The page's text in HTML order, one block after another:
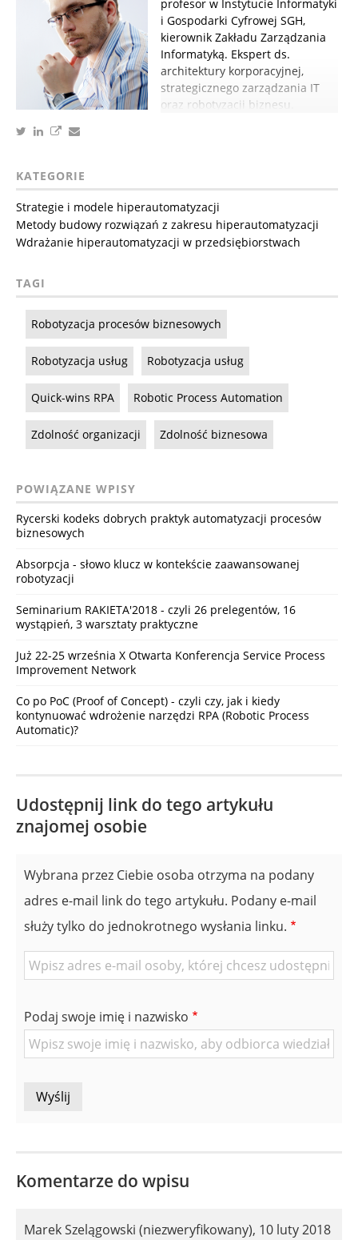
profesor w Instytucie Informatyki
i Gospodarki Cyfrowej SGH,
kierownik Zakładu Zarządzania
Informatyką. Ekspert ds.
architektury korporacyjnej,
strategicznego zarządzania IT
oraz robotyzacji biznesu.
KATEGORIE
Strategie i modele hiperautomatyzacji
Metody budowy rozwiązań z zakresu hiperautomatyzacji
Wdrażanie hiperautomatyzacji w przedsiębiorstwach
TAGI
Robotyzacja procesów biznesowych
Robotyzacja usług Robotyzacja usług
Quick-wins RPA Robotic Process Automation
Zdolność organizacji Zdolność biznesowa
POWIĄZANE WPISY
Rycerski kodeks dobrych praktyk automatyzacji procesów
biznesowych
Absorpcja - słowo klucz w kontekście zaawansowanej
robotyzacji
Seminarium RAKIETA'2018 - czyli 26 prelegentów, 16
wystąpień, 3 warsztaty praktyczne
Już 22-25 września X Otwarta Konferencja Service Process
Improvement Network
Co po PoC (Proof of Concept) - czyli czy, jak i kiedy
kontynuować wdrożenie narzędzi RPA (Robotic Process
Automatic)?
Udostępnij link do tego artykułu
znajomej osobie
Wybrana przez Ciebie osoba otrzyma na podany
adres e-mail link do tego artykułu. Podany e-mail
służy tylko do jednokrotnego wysłania linku.
E-
znajomej
Osoby
Podaj swoje imię i nazwisko
Komentarze do wpisu
Marek Szelągowski (niezweryfikowany), 10 luty 2018